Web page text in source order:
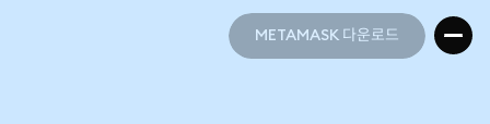
METAMASK 다운로드